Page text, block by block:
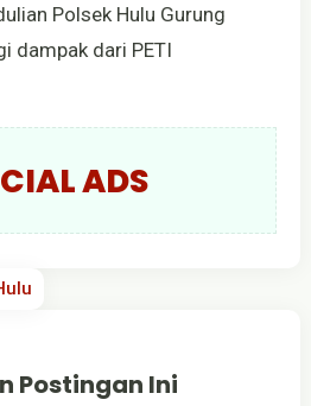
Polsek Hulu Gurung
dampak dari PETI
ADS
Postingan Ini